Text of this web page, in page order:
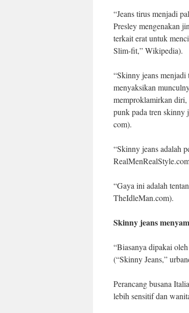
“Jeans tirus menjadi
Presley mengenakan
terkait erat untuk
Slim-fit,” Wikipedia).
“Skinny jeans menjadi
menyaksikan
memproklamirkan diri,
punk pada tren skinny
com).
“Skinny jeans adalah
“Gaya ini adalah
TheIdleMan.com).
Skinny jeans
“Biasanya dipakai
(“Skinny Jeans,”
Perancang busana
lebih sensitif dan